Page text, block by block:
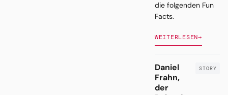
die folgenden Fun
Facts.
WEITERLESEN→
Daniel
Frahn,
der